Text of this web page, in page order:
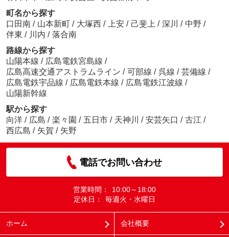
町名から探す
口田南 / 山本新町 / 大塚西 / 上安 / 己斐上 / 深川 / 中野 /
伴東 / 川内 / 落合南
路線から探す
山陽本線 / 広島電鉄宮島線 /
広島高速交通アストラムライン / 可部線 / 呉線 / 芸備線 /
広島電鉄宇品線 / 広島電鉄本線 / 広島電鉄江波線 /
山陽新幹線
駅から探す
向洋 / 広島 / 楽々園 / 五日市 / 天神川 / 安芸矢口 / 古江 /
西広島 / 矢賀 / 矢野
電話でお問い合わせ
営業時間：
10:00～18:00
定休日：
毎週火・水曜日
ホーム 会社概要